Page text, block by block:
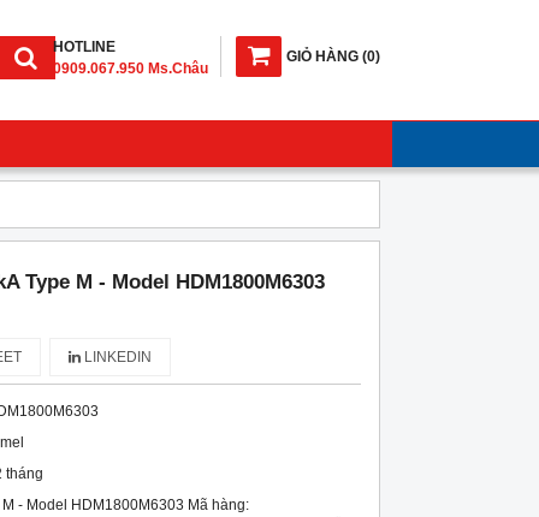
GIỎ HÀNG (0)
HOTLINE
0909.067.950 Ms.Châu
Type M - Model HDM1800M6303
LINKEDIN
tháng
M - Model HDM1800M6303 Mã hàng: